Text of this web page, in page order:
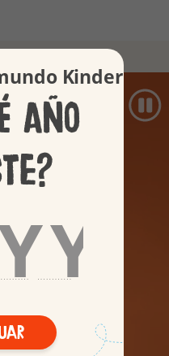
Kinder
año